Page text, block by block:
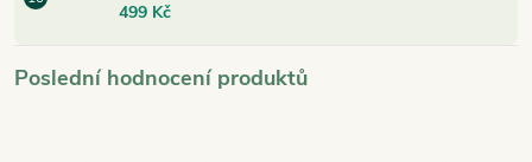
499 Kč
Poslední hodnocení produktů